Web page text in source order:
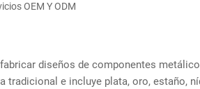
OEM Y ODM
diseños de componentes
e incluye plata, oro, estaño,